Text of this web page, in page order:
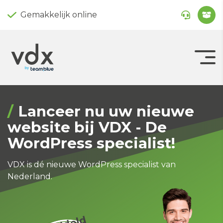
Gemakkelijk online
Lanceer nu uw nieuwe
website bij VDX - De
WordPress specialist!
VDX is dé nieuwe WordPress specialist van
Nederland.